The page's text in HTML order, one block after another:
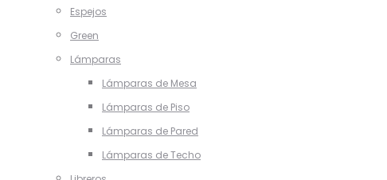
Espejos
Green
Lámparas
Lámparas de Mesa
Lámparas de Piso
Lámparas de Pared
Lámparas de Techo